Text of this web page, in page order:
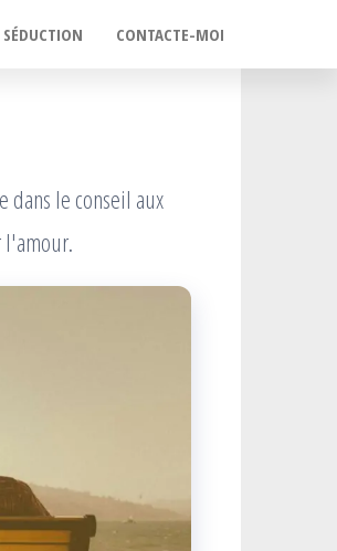
CONTACTE-MOI
dans le conseil aux